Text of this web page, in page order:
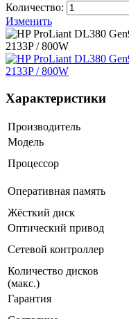
Количество:
Изменить
Характеристики
Производитель
Модель
Процессор
Оперативная память
Жёсткий диск
Оптический привод
Сетевой контроллер
Количество дисков
(макс.)
Гарантия